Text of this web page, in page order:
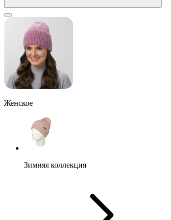
Женское
Зимняя коллекция